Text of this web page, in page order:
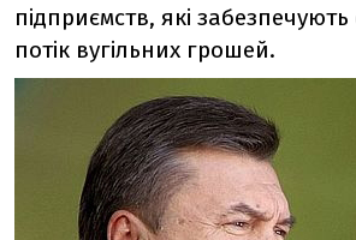
підприємств, які забезпечують
потік вугільних грошей.